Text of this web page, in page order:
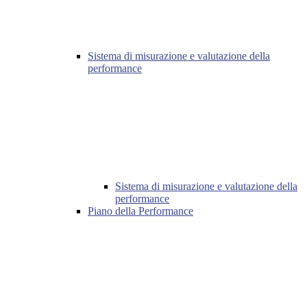
Sistema di misurazione e valutazione della
performance
Sistema di misurazione e valutazione della
performance
Piano della Performance